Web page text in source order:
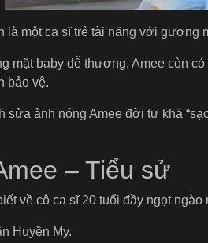
là một ca sĩ trẻ tài năng với gương
mặt baby dễ thương, Amee còn
bảo vệ.
sửa ảnh nóng Amee đời tư khá
– Tiểu sử
về cô ca sĩ 20 tuổi đầy ngọt
Huyền My.